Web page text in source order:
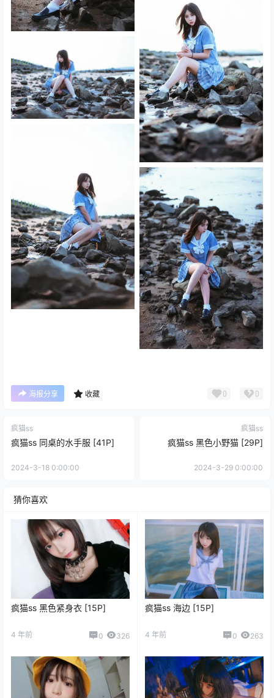
海报分享 收藏 0 0
疯猫ss
疯猫ss 同桌的水手服 [41P]
2024-3-18 0:00:00
疯猫ss
疯猫ss 黑色小野猫 [29P]
2024-3-29 0:00:00
猜你喜欢
疯猫ss 黑色紧身衣 [15P]
4 年前 0 326
疯猫ss 海边 [15P]
4 年前 0 263